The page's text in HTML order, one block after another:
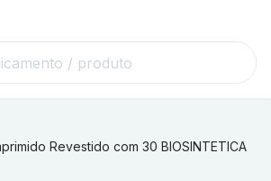
Revestido com 30 BIOSINTETICA